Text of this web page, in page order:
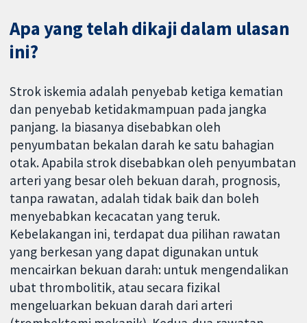
Apa yang telah dikaji dalam ulasan
ini?
Strok iskemia adalah penyebab ketiga kematian
dan penyebab ketidakmampuan pada jangka
panjang. Ia biasanya disebabkan oleh
penyumbatan bekalan darah ke satu bahagian
otak. Apabila strok disebabkan oleh penyumbatan
arteri yang besar oleh bekuan darah, prognosis,
tanpa rawatan, adalah tidak baik dan boleh
menyebabkan kecacatan yang teruk.
Kebelakangan ini, terdapat dua pilihan rawatan
yang berkesan yang dapat digunakan untuk
mencairkan bekuan darah: untuk mengendalikan
ubat thrombolitik, atau secara fizikal
mengeluarkan bekuan darah dari arteri